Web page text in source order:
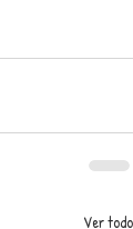
Ver todo